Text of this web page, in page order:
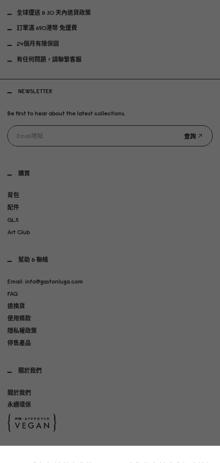
全球運送 & 30 天內退貨政策
訂單滿 690港幣 免運費
24個月有限保固
有任何問題，請聯繫客服
購買
背包
配件
GLX
Art Club
幫助 & 聯絡
Email: info@gastonluga.com
FAQ
退換貨
使用條款
隱私權政策
停售產品
關於我們
關於我們
永續環保
NEWSLETTER
Be first to hear about the latest collections.
查詢